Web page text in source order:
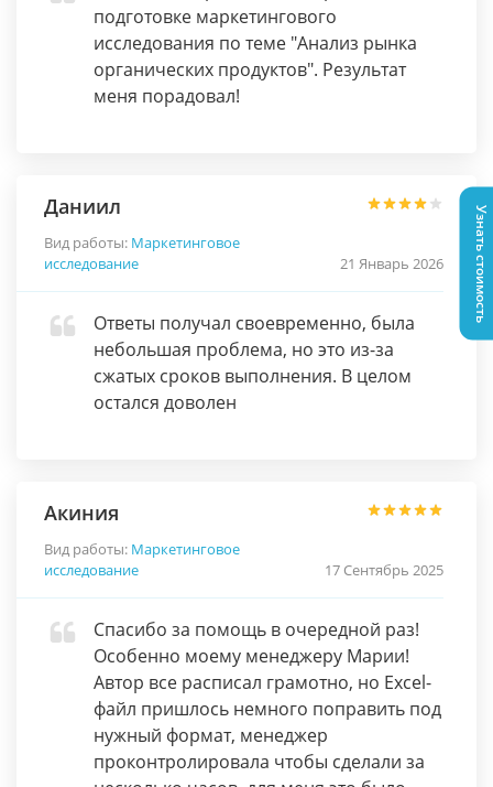
подготовке маркетингового
исследования по теме "Анализ рынка
органических продуктов". Результат
меня порадовал!
Даниил
Вид работы: Маркетинговое
исследование
21 Январь 2026
Ответы получал своевременно, была
небольшая проблема, но это из-за
сжатых сроков выполнения. В целом
остался доволен
Акиния
Вид работы: Маркетинговое
исследование
17 Сентябрь 2025
Спасибо за помощь в очередной раз!
Особенно моему менеджеру Марии!
Автор все расписал грамотно, но Excel-
файл пришлось немного поправить под
нужный формат, менеджер
проконтролировала чтобы сделали за
Узнать стоимость